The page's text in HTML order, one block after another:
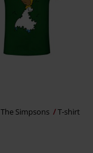
The Simpsons T-shirt